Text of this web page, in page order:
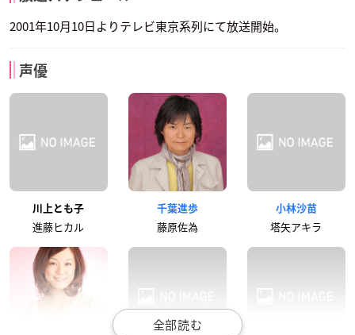
2001年10月10日よりテレビ東京系列にて放送開始。
声優
川上とも子
進藤ヒカル
千葉進歩
藤原佐為
小林沙苗
塔矢アキラ